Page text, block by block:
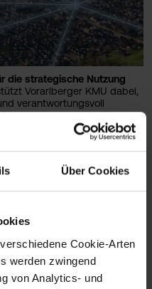
Über Cookies
Cookie-Arten
werden zwingend
von Analytics- und
die strategische Nutzung
Vorarlberger KMU dabei,
verantwortungsvoll
Kompetenzen aufgebaut
digitale Zukunft entwickelt.